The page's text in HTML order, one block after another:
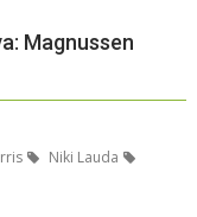
Magnussen
Niki Lauda